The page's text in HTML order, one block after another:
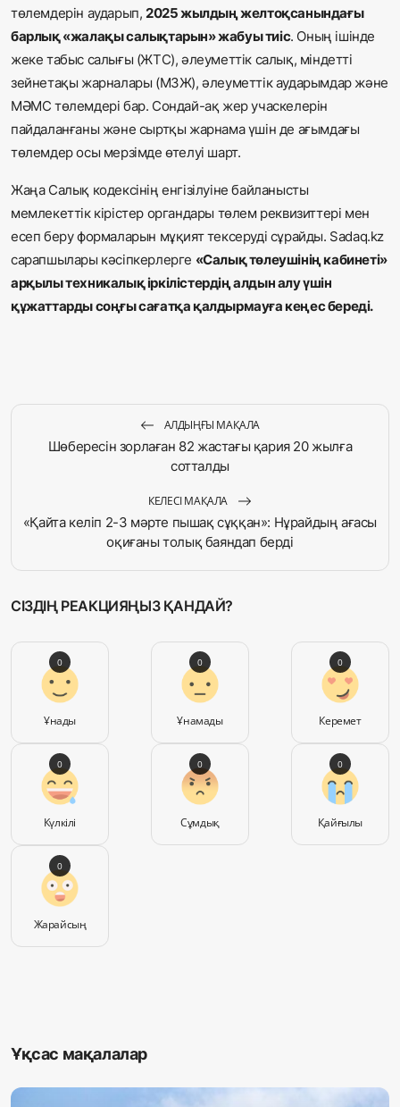
төлемдерін аударып, 2025 жылдың желтоқсанындағы
барлық «жалақы салықтарын» жабуы тиіс. Оның ішінде
жеке табыс салығы (ЖТС), әлеуметтік салық, міндетті
зейнетақы жарналары (МЗЖ), әлеуметтік аударымдар және
МӘМС төлемдері бар. Сондай-ақ жер учаскелерін
пайдаланғаны және сыртқы жарнама үшін де ағымдағы
төлемдер осы мерзімде өтелуі шарт.
Жаңа Салық кодексінің енгізілуіне байланысты
мемлекеттік кірістер органдары төлем реквизиттері мен
есеп беру формаларын мұқият тексеруді сұрайды. Sadaq.kz
сарапшылары кәсіпкерлерге «Салық төлеушінің кабинеті»
арқылы техникалық іркілістердің алдын алу үшін
құжаттарды соңғы сағатқа қалдырмауға кеңес береді.
АЛДЫҢҒЫ МАҚАЛА
Шөбересін зорлаған 82 жастағы қария 20 жылға
сотталды
КЕЛЕСІ МАҚАЛА
«Қайта келіп 2-3 мәрте пышақ сұққан»: Нұрайдың ағасы
оқиғаны толық баяндап берді
СІЗДІҢ РЕАКЦИЯҢЫЗ ҚАНДАЙ?
Ұнады
0
Ұнамады
0
Керемет
0
Күлкілі
0
Сұмдық
0
Қайғылы
0
Жарайсың
0
Ұқсас мақалалар